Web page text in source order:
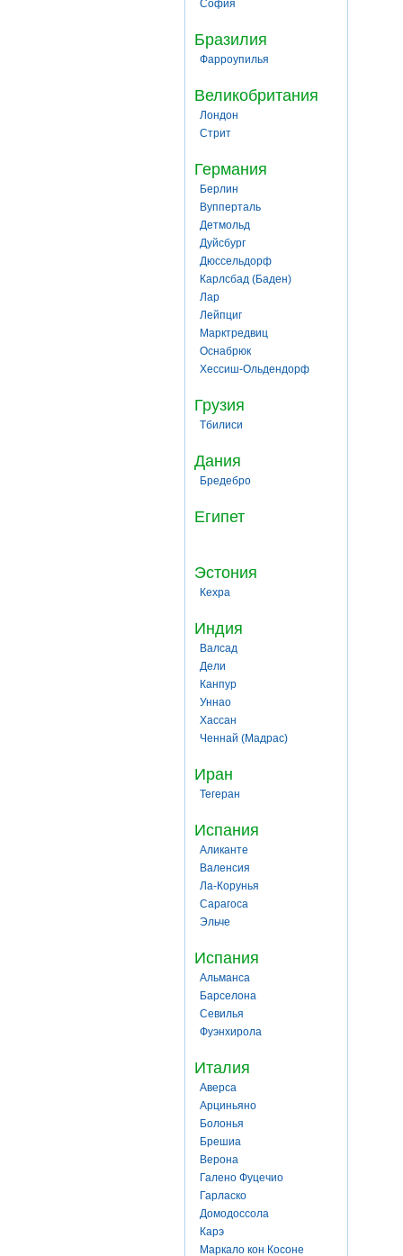
София
Бразилия
Фарроупилья
Великобритания
Лондон
Стрит
Германия
Берлин
Вупперталь
Детмольд
Дуйсбург
Дюссельдорф
Карлсбад (Баден)
Лар
Лейпциг
Марктредвиц
Оснабрюк
Хессиш-Ольдендорф
Грузия
Тбилиси
Дания
Бредебро
Египет
Эстония
Кехра
Индия
Валсад
Дели
Канпур
Уннао
Хассан
Ченнай (Мадрас)
Иран
Тегеран
Испания
Аликанте
Валенсия
Ла-Корунья
Сарагоса
Эльче
Испания
Альманса
Барселона
Севилья
Фуэнхирола
Италия
Аверса
Арциньяно
Болонья
Брешиа
Верона
Галено Фуцечио
Гарласко
Домодоссола
Карэ
Маркало кон Косоне